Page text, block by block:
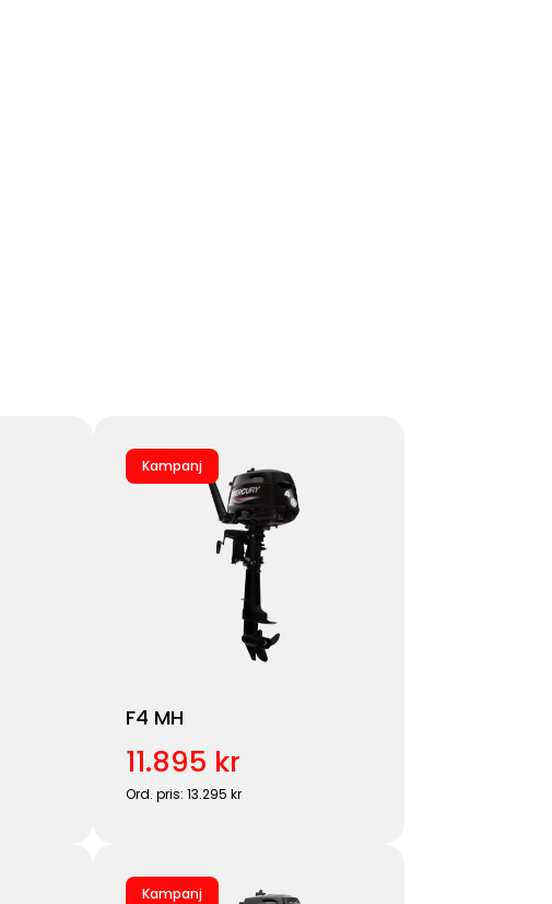
Kampanj
F4 MH
11.895 kr
Ord. pris: 13.295 kr
Kampanj